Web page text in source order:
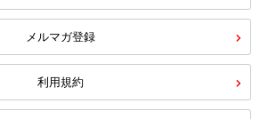
メルマガ登録
利用規約